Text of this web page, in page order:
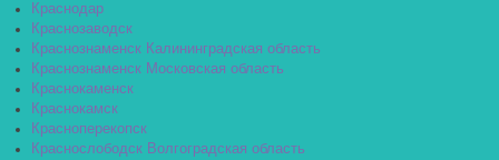
Краснодар
Краснозаводск
Краснознаменск Калининградская область
Краснознаменск Московская область
Краснокаменск
Краснокамск
Красноперекопск
Краснослободск Волгоградская область